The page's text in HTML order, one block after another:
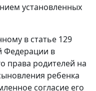
установленных
в статье 129
Федерации в
права родителей на
ребенка
согласие его